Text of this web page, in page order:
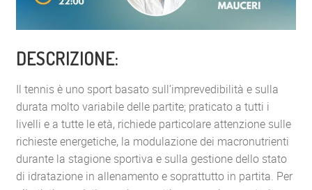
DESCRIZIONE:
Il tennis è uno sport basato sull’imprevedibilità e sulla
durata molto variabile delle partite; praticato a tutti i
livelli e a tutte le età, richiede particolare attenzione sulle
richieste energetiche, la modulazione dei macronutrienti
durante la stagione sportiva e sulla gestione dello stato
di idratazione in allenamento e soprattutto in partita. Per